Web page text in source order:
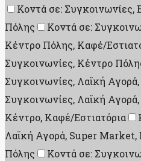
Κοντά σε: Συγκοινωνίες,
Πόλης
Κοντά σε:
Κέντρο Πόλης, Καφέ/
Συγκοινωνίες, Κέντρο
Συγκοινωνίες, Λαϊκή
Συγκοινωνίες, Λαϊκή
Κέντρο, Καφέ/Εστιατόρια
Λαϊκή Αγορά, Super Market,
Πόλης
Κοντά σε: